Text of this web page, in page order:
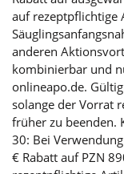
auf rezeptpflichtige
anderen
kombinierbar und
onlineapo.de.
solange der Vorrat
früher zu beenden.
30: Bei
€ Rabatt auf PZN